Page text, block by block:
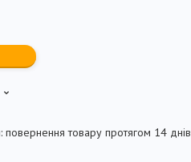
повернення товару протягом 14 днів